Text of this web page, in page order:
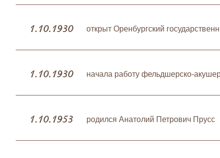
1.10.1930 открыт Оренбургский
1.10.1930 начала работу фельдшерско-
1.10.1953 родился Анатолий Петрович Прусс